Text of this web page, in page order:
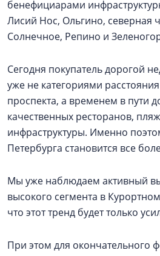
бенефициарами
Лисий Нос, Ольгино, северная
Солнечное, Репино и
Сегодня покупатель дорогой
уже не категориями
проспекта, а временем в пути
качественных ресторанов,
инфраструктуры. Именно
Петербурга становится все
Мы уже наблюдаем активный
высокого сегмента в
что этот тренд будет только
При этом для окончательного